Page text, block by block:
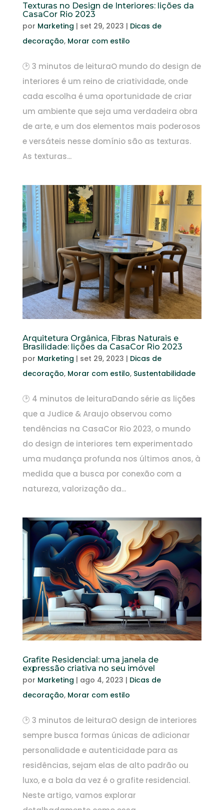
Texturas no Design de Interiores: lições da
CasaCor Rio 2023
por Marketing | set 29, 2023 | Dicas de
decoração, Morar com estilo
🕑 3 minutos de leituraO mundo do design de
interiores é um reino de criatividade, onde
cada escolha é uma oportunidade de criar
um ambiente que seja uma verdadeira obra
de arte, e um dos elementos mais poderosos
e versáteis nesse domínio são as texturas.
As texturas...
Arquitetura Orgânica, Fibras Naturais e
Brasilidade: lições da CasaCor Rio 2023
por Marketing | set 29, 2023 | Dicas de
decoração, Morar com estilo, Sustentabilidade
🕑 4 minutos de leituraDando série as lições
que a Judice & Araujo observou como
tendências na CasaCor Rio 2023, o mundo
do design de interiores tem experimentado
uma mudança profunda nos últimos anos, à
medida que a busca por conexão com a
natureza, valorização da...
Grafite Residencial: uma janela de
expressão criativa no seu imóvel
por Marketing | ago 4, 2023 | Dicas de
decoração, Morar com estilo
🕑 3 minutos de leituraO design de interiores
sempre busca formas únicas de adicionar
personalidade e autenticidade para as
residências, sejam elas de alto padrão ou
luxo, e a bola da vez é o grafite residencial.
Neste artigo, vamos explorar